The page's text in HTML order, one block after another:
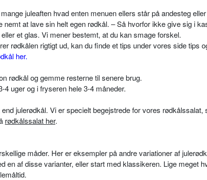
juleaften hvad enten menuen ellers står på andesteg eller
at lave sin helt egen rødkål. – Så hvorfor ikke give sig i
et glas. Vi mener bestemt, at du kan smage forskel.
rødkålen rigtigt ud, kan du finde et tips under vores side tips
her.
rødkål og gemme resterne til senere brug.
uger og i fryseren hele 3-4 måneder.
julerødkål. Vi er specielt begejstrede for vores rødkålssalat,
rødkålssalat her.
måder. Her er eksempler på andre variationer af
en af disse varianter, eller start med klassikeren. Lige meget